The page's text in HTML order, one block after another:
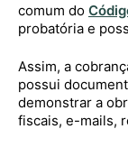
comum do
probatória e
Assim, a
possui
demonstrar a
fiscais, e-mails,